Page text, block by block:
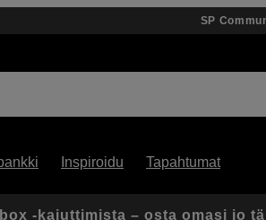
SP
Inspiroidu Tapahtumat
-kaiuttimista – osta omasi jo